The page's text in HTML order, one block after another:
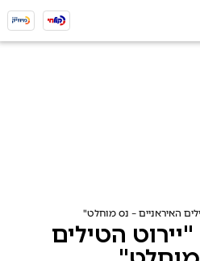
האיראניים – נס מוחלט"
הטילים